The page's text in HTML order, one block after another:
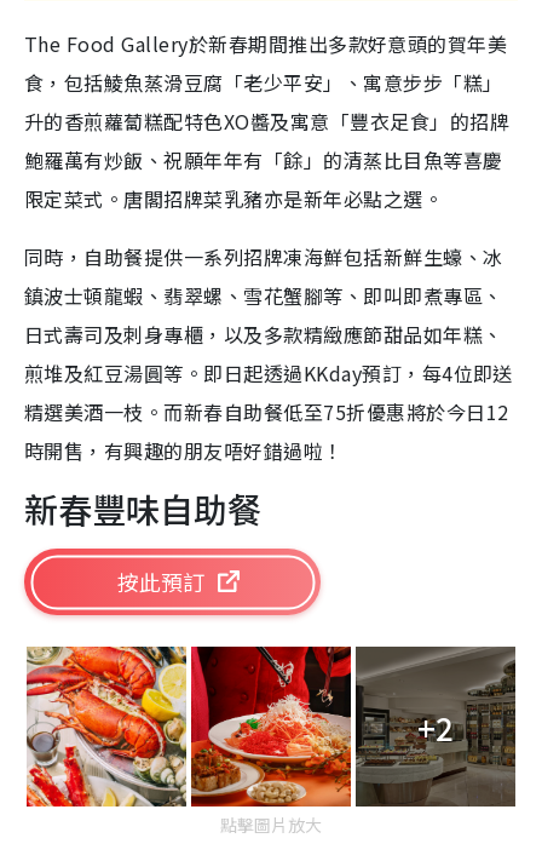
The Food Gallery於新春期間推出多款好意頭的賀年美
食，包括鯪魚蒸滑豆腐「老少平安」、寓意步步「糕」
升的香煎蘿蔔糕配特色XO醬及寓意「豐衣足食」的招牌
鮑羅萬有炒飯、祝願年年有「餘」的清蒸比目魚等喜慶
限定菜式。唐閣招牌菜乳豬亦是新年必點之選。
同時，自助餐提供一系列招牌凍海鮮包括新鮮生蠔、冰
鎮波士頓龍蝦、翡翠螺、雪花蟹腳等、即叫即煮專區、
日式壽司及刺身專櫃，以及多款精緻應節甜品如年糕、
煎堆及紅豆湯圓等。即日起透過KKday預訂，每4位即送
精選美酒一枝。而新春自助餐低至75折優惠將於今日12
時開售，有興趣的朋友唔好錯過啦！
新春豐味自助餐
按此預訂
+2
點擊圖片放大